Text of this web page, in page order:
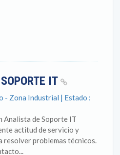
IT
- Zona Industrial | Estado :
Analista de Soporte IT
actitud de servicio y
resolver problemas técnicos.